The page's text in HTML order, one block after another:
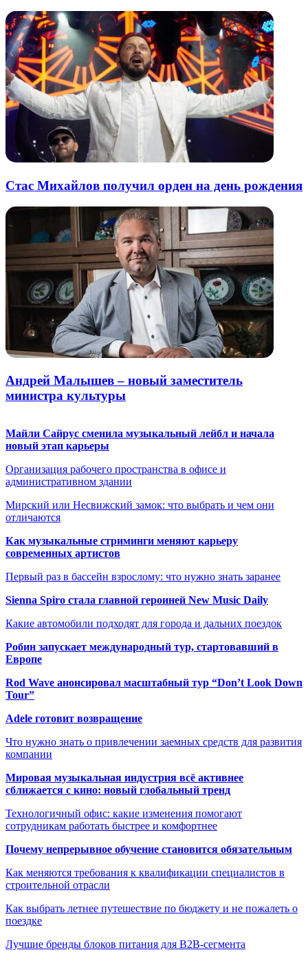
Стас Михайлов получил орден на день рождения
Андрей Малышев – новый заместитель
министра культуры
Майли Сайрус сменила музыкальный лейбл и начала
новый этап карьеры
Организация рабочего пространства в офисе и
административном здании
Мирский или Несвижский замок: что выбрать и чем они
отличаются
Как музыкальные стриминги меняют карьеру
современных артистов
Первый раз в бассейн взрослому: что нужно знать заранее
Sienna Spiro стала главной героиней New Music Daily
Какие автомобили подходят для города и дальних поездок
Робин запускает международный тур, стартовавший в
Европе
Rod Wave анонсировал масштабный тур “Don’t Look Down
Tour”
Adele готовит возвращение
Что нужно знать о привлечении заемных средств для развития
компании
Мировая музыкальная индустрия всё активнее
сближается с кино: новый глобальный тренд
Технологичный офис: какие изменения помогают
сотрудникам работать быстрее и комфортнее
Почему непрерывное обучение становится обязательным
Как меняются требования к квалификации специалистов в
строительной отрасли
Как выбрать летнее путешествие по бюджету и не пожалеть о
поездке
Лучшие бренды блоков питания для B2B-сегмента